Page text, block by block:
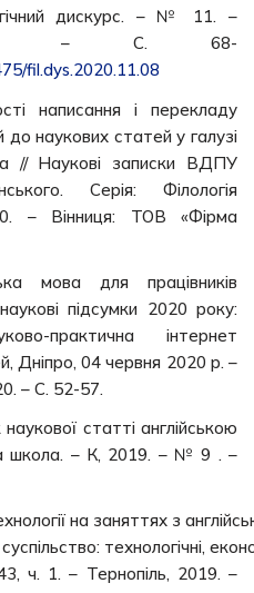
дискурс. – № 11. –
2020. – С. 68-
fil.dys.2020.11.08
написання і перекладу
наукових статей у галузі
// Наукові записки ВДПУ
Серія: Філологія
– Вінниця: ТОВ «Фірма
мова для працівників
підсумки 2020 року:
практична інтернет
Дніпро, 04 червня 2020 р. –
– С. 52-57.
статті англійською
школа. – К, 2019. – № 9 . –
на заняттях з
технологічні,
ч. 1. – Тернопіль, 2019. –